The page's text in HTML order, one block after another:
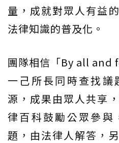
量，成就對眾人有益
法律知識的普及化。
團隊相信「By all and
一己所長同時查找議
源，成果由眾人共享
律百科鼓勵公眾參與
題，由法律人解答，